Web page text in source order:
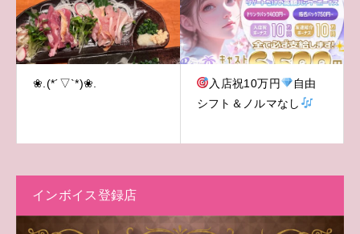
❀.(*´▽`*)❀. 入店祝10万円
自由
シフト＆ノルマなし
インボイス登録店